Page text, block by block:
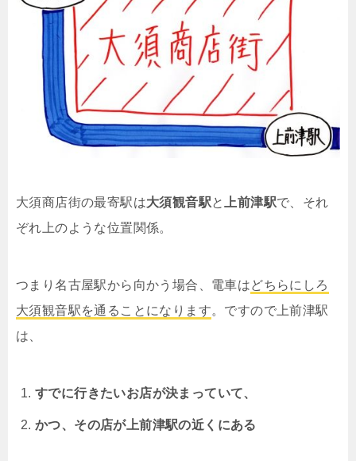
大須商店街の最寄駅は大須観音駅と 上前津駅で、それ
ぞれ上のような位置関係。
つまり名古屋駅から向かう場合、電車はどちらにしろ
大須観音駅を通ることになります。ですので上前津駅
は、
すでに行きたいお店が決まっていて、
かつ、その店が上前津駅の近くにある